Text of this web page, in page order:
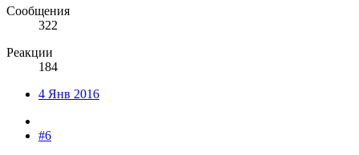
Сообщения
322
Реакции
184
4 Янв 2016
#6